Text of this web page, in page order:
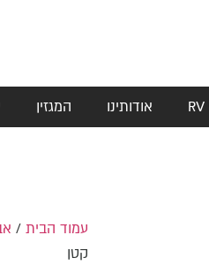
אודותינו המגזין
עמוד הבית/
קטן